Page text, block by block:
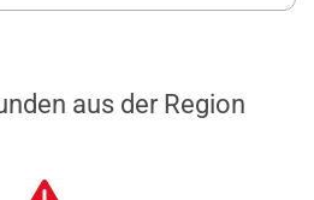
aus der Region